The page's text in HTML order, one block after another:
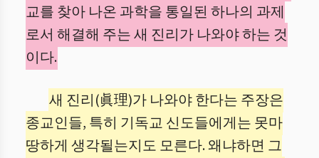
교를 찾아 나온 과학을 통일된 하나의 과제
로서 해결해 주는 새 진리가 나와야 하는 것
이다.
새 진리(眞理)가 나와야 한다는 주장은
종교인들, 특히 기독교 신도들에게는 못마
땅하게 생각될는지도 모른다. 왜냐하면 그